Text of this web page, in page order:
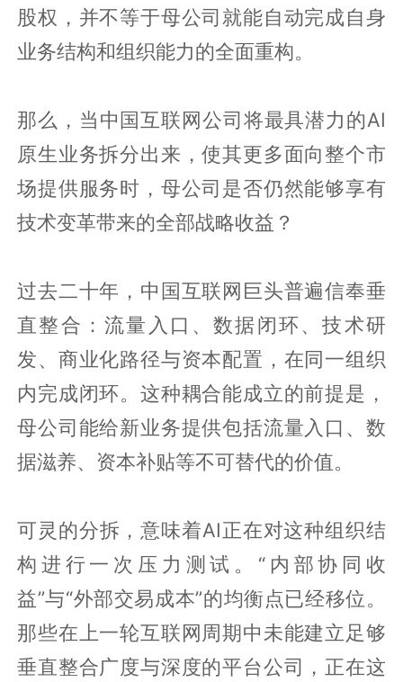
股权，并不等于母公司就能自动完成自身
业务结构和组织能力的全面重构。
那么，当中国互联网公司将最具潜力的AI
原生业务拆分出来，使其更多面向整个市
场提供服务时，母公司是否仍然能够享有
技术变革带来的全部战略收益？
过去二十年，中国互联网巨头普遍信奉垂
直整合：流量入口、数据闭环、技术研
发、商业化路径与资本配置，在同一组织
内完成闭环。这种耦合能成立的前提是，
母公司能给新业务提供包括流量入口、数
据滋养、资本补贴等不可替代的价值。
可灵的分拆，意味着AI正在对这种组织结
构进行一次压力测试。“内部协同收
益”与“外部交易成本”的均衡点已经移位。
那些在上一轮互联网周期中未能建立足够
垂直整合广度与深度的平台公司，正在这